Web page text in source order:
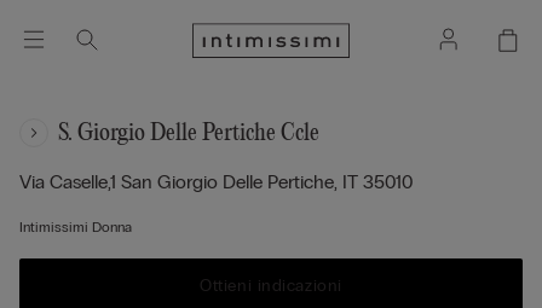
S. Giorgio Delle Pertiche Ccle
Via Caselle,1 San Giorgio Delle Pertiche, IT 35010
Intimissimi Donna
Ottieni indicazioni